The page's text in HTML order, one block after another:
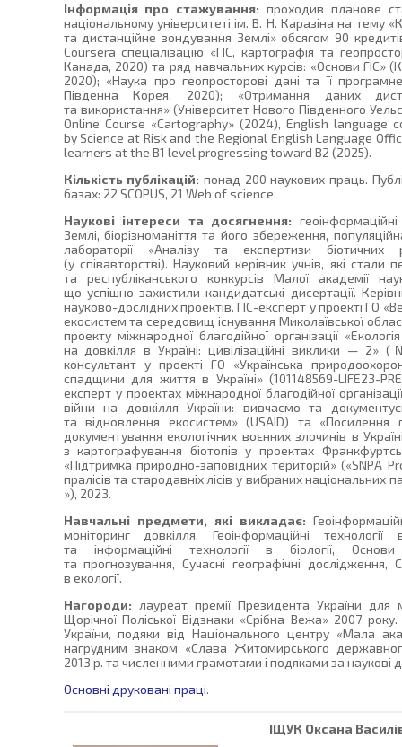
Інформація про стажування: проходив планове
національному університеті ім. В. Н. Каразіна на тему
та дистанційне зондування Землі» обсягом 90
Coursera спеціалізацію «ГІС, картографія та
Канада, 2020) та ряд навчальних курсів: «Основи ГІС»
2020); «Наука про геопросторові дані та її
Південна Корея, 2020); «Отримання даних
та використання» (Університет Нового Південного
Online Course «Cartography» (2024), English
by Science at Risk and the Regional English Language
learners at the B1 level progressing toward B2 (2025).
Кількість публікацій: понад 200 наукових праць.
базах: 22 SCOPUS, 21 Web of science.
Наукові інтереси та досягнення:
Землі, біорізноманіття та його збереження,
лабораторії «Аналізу та експертизи
(у співавторстві). Науковий керівник учнів, які
та республіканського конкурсів Малої академії
що успішно захистили кандидатські дисертації.
науково-дослідних проектів. ГІС-експерт у проекті ГО
екосистем та середовищ існування Миколаївської
проекту міжнародної благодійної організації
на довкілля в Україні: цивілізаційні виклики —
консультант у проекті ГО «Українська
спадщини для життя в Україні» (101148569-LIFE23-
експерт у проектах міжнародної благодійної
війни на довкілля України: вивчаємо та
та відновлення екосистем» (USAID) та «Посилення
документування екологічних воєнних злочинів в
з картографування біотопів у проектах
«Підтримка природно-заповідних територій» («SNPA
пралісів та стародавніх лісів у вибраних національних
»), 2023.
Навчальні предмети, які викладає:
моніторинг довкілля, Геоінформаційні
та інформаційні технології в біології,
та прогнозування, Сучасні географічні дослідження,
в екології.
Нагороди: лауреат премії Президента України
Щорічної Поліської Відзнаки «Срібна Вежа» 2007
України, подяки від Національного центру «Мала
нагрудним знаком «Слава Житомирського
2013 р. та численними грамотами і подяками за наукові
Основні друковані праці.
ІЩУК Оксана